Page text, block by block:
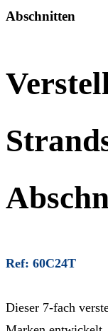
Abschnitten
Ref: 60C24T
Dieser 7-fach